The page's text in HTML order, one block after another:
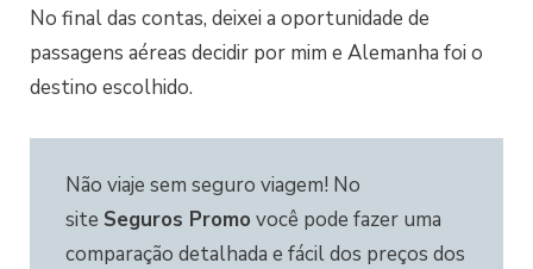
No final das contas, deixei a oportunidade de
passagens aéreas decidir por mim e Alemanha foi o
destino escolhido.
Não viaje sem seguro viagem! No
site Seguros Promo você pode fazer uma
comparação detalhada e fácil dos preços dos